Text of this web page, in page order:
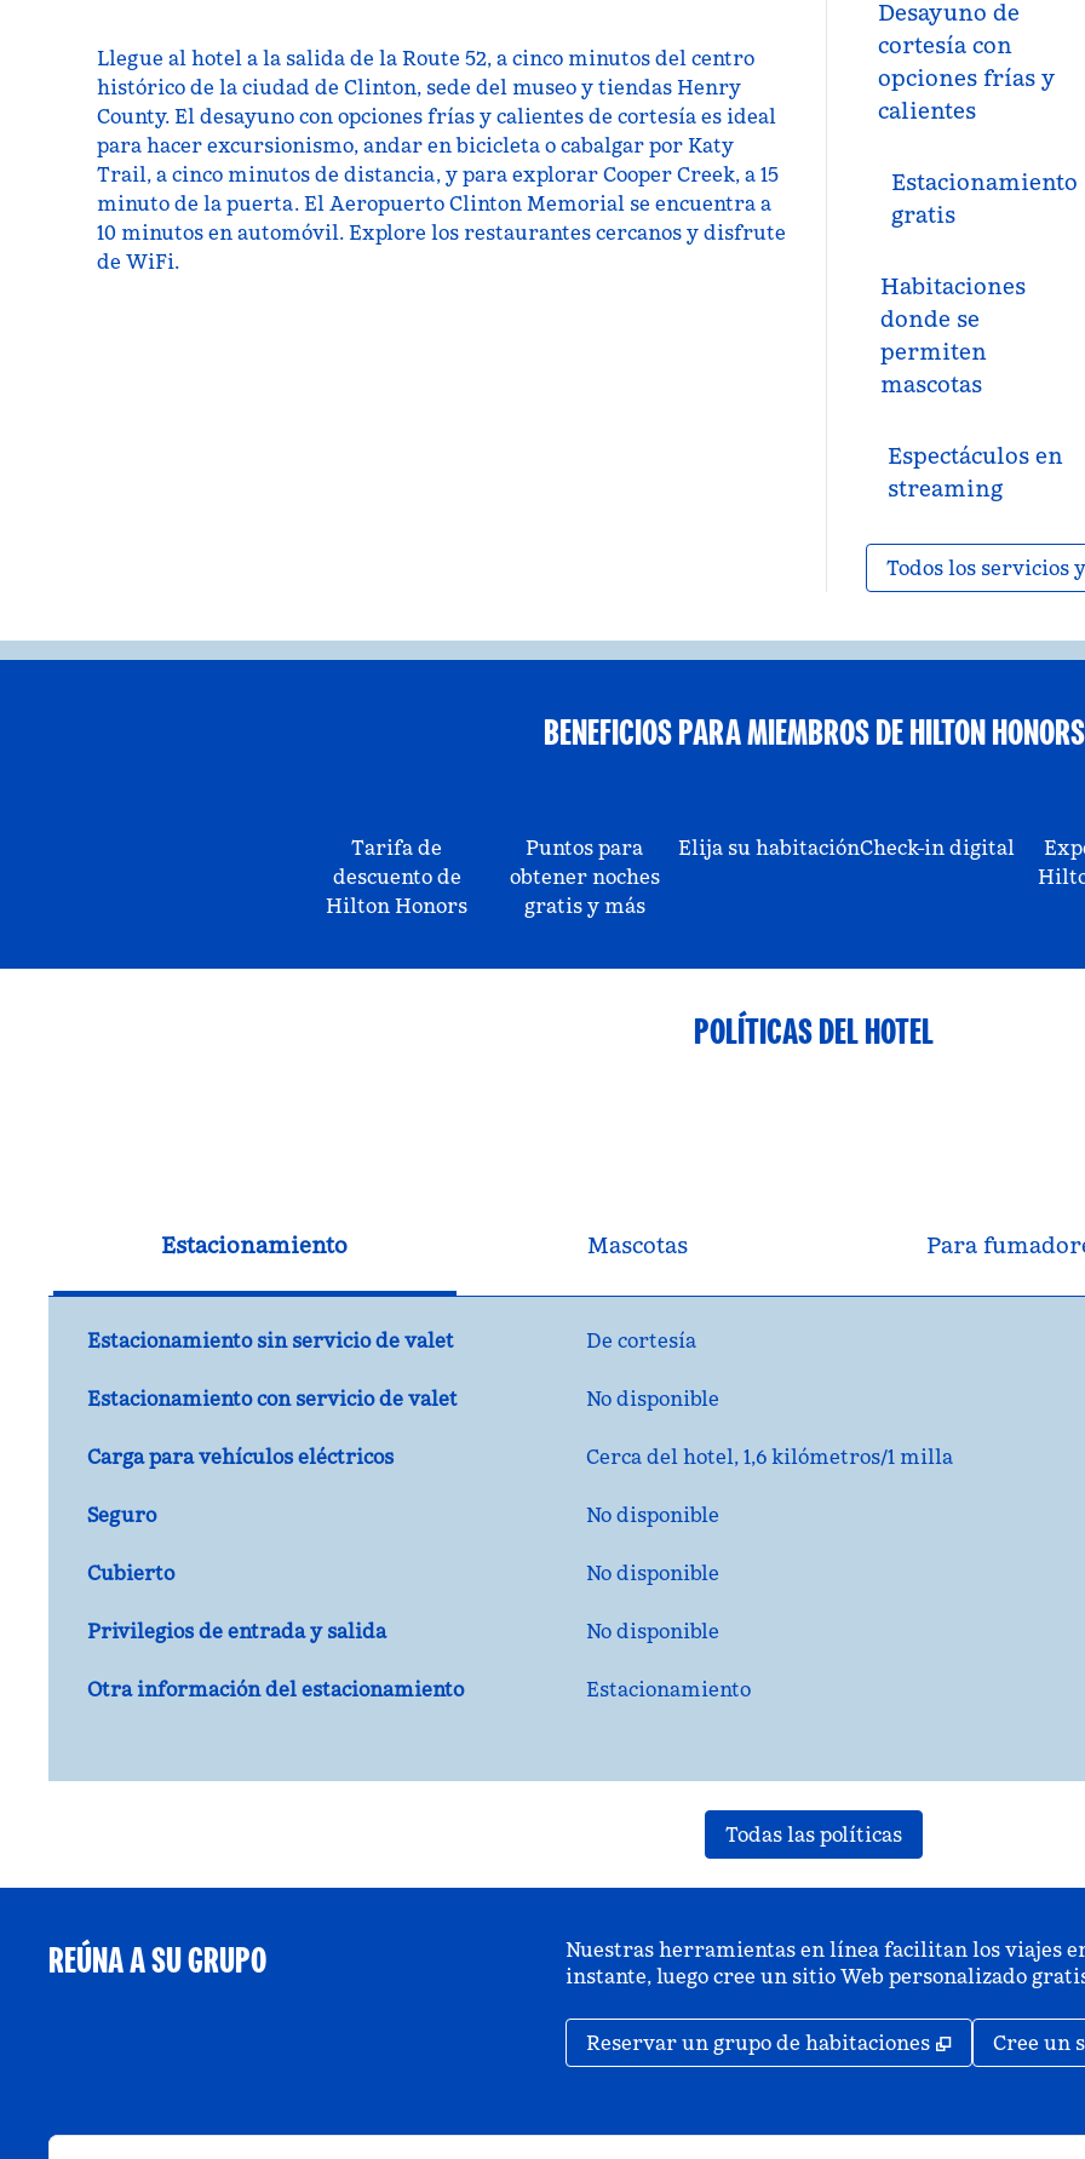
Llegue al hotel a la salida de la Route 52, a cinco minutos del centro
histórico de la ciudad de Clinton, sede del museo y tiendas Henry
County. El desayuno con opciones frías y calientes de cortesía es ideal
para hacer excursionismo, andar en bicicleta o cabalgar por Katy
Trail, a cinco minutos de distancia, y para explorar Cooper Creek, a 15
minuto de la puerta. El Aeropuerto Clinton Memorial se encuentra a
10 minutos en automóvil. Explore los restaurantes cercanos y disfrute
de WiFi.
Desayuno de
cortesía con
opciones frías y
calientes
Estacionamiento
gratis
Habitaciones
donde se
permiten
mascotas
Espectáculos en
streaming
Todos los servicios
BENEFICIOS PARA MIEMBROS DE HILTON HONORS
Tarifa de
descuento de
Hilton Honors
Puntos para
obtener noches
gratis y más
Elija su habitaciónCheck-in digital
POLÍTICAS DEL HOTEL
Estacionamiento Mascotas Para
Estacionamiento sin servicio de valet De cortesía
Estacionamiento con servicio de valet No disponible
Carga para vehículos eléctricos Cerca del hotel, 1,6 kilómetros/1 milla
Seguro No disponible
Cubierto No disponible
Privilegios de entrada y salida No disponible
Otra información del estacionamiento Estacionamiento
Todas las políticas
REÚNA A SU GRUPO
Nuestras herramientas en línea facilitan los viajes
instante, luego cree un sitio Web personalizado
Reservar un grupo de habitaciones , Abre una
Cree un